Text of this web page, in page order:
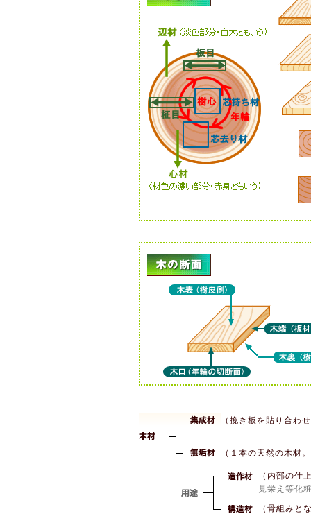
（挽き板を貼り合わ
（１本の天然の木材
（内部の仕
見栄え等化
（骨組みと